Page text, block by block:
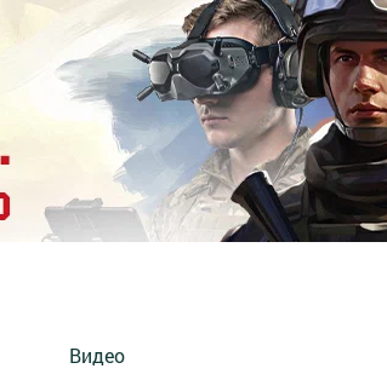
Видео